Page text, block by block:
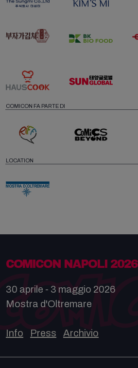
COMICON FA PARTE DI
LOCATION
COMICON NAPOLI 2026
30 aprile - 3 maggio 2026
Mostra d'Oltremare
Info Press Archivio